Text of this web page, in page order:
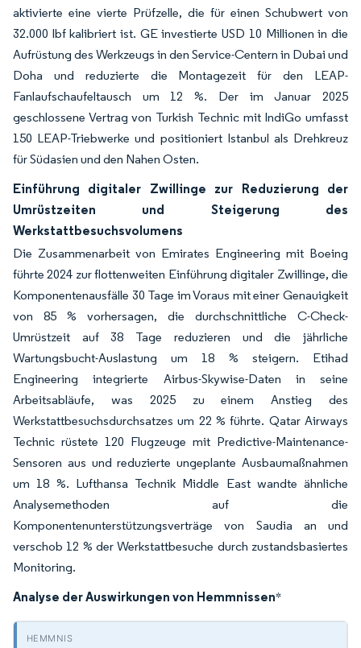
aktivierte eine vierte Prüfzelle, die für einen Schubwert von
32.000 lbf kalibriert ist. GE investierte USD 10 Millionen in die
Aufrüstung des Werkzeugs in den Service-Centern in Dubai und
Doha und reduzierte die Montagezeit für den LEAP-
Fanlaufschaufeltausch um 12 %. Der im Januar 2025
geschlossene Vertrag von Turkish Technic mit IndiGo umfasst
150 LEAP-Triebwerke und positioniert Istanbul als Drehkreuz
für Südasien und den Nahen Osten.
Einführung digitaler Zwillinge zur Reduzierung der
Umrüstzeiten und Steigerung des
Werkstattbesuchsvolumens
Die Zusammenarbeit von Emirates Engineering mit Boeing
führte 2024 zur flottenweiten Einführung digitaler Zwillinge, die
Komponentenausfälle 30 Tage im Voraus mit einer Genauigkeit
von 85 % vorhersagen, die durchschnittliche C-Check-
Umrüstzeit auf 38 Tage reduzieren und die jährliche
Wartungsbucht-Auslastung um 18 % steigern. Etihad
Engineering integrierte Airbus-Skywise-Daten in seine
Arbeitsabläufe, was 2025 zu einem Anstieg des
Werkstattbesuchsdurchsatzes um 22 % führte. Qatar Airways
Technic rüstete 120 Flugzeuge mit Predictive-Maintenance-
Sensoren aus und reduzierte ungeplante Ausbaumaßnahmen
um 18 %. Lufthansa Technik Middle East wandte ähnliche
Analysemethoden auf die
Komponentenunterstützungsverträge von Saudia an und
verschob 12 % der Werkstattbesuche durch zustandsbasiertes
Monitoring.
Analyse der Auswirkungen von Hemmnissen*